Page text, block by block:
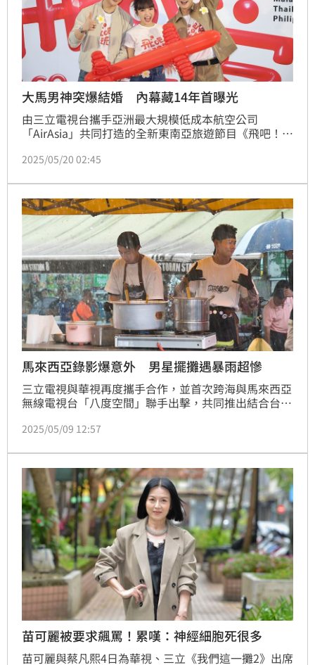
大馬男神突爆結婚 內幕藏14年首曝光
由三立電視台攜手亞洲最大規模低成本航空公司
「AirAsia」共同打造的全新東南亞旅遊節目《飛吧！玩
強綜藝感的「四大神獸」-大馬影帝謝佳見、台八男神
太領航，乘著「AirAsia」四大航線，深入東南亞三大國
家——馬來西亞、泰國與菲律賓七大城市，帶觀眾展開
一場熱情又神秘的冒險旅程。
2025/05/20 02:45
馬來西亞錄影爆意外 男星擺攤遇暴雨超慘
三立電視與華視再度攜手合作，並首次跨海與馬來西亞
無線電視台「八度空間」聯手出擊，共同推出結合台灣
2》。節目由五位風格各異的「明星攤主」苗可麗、胡
出他們遠赴馬來西亞，挑戰當地街頭市集，以刈包與麵
線征服異國味蕾，展開一場充滿人情與文化碰撞的美食
冒險。
2025/05/09 12:57
苗可麗被要求飆罵！累嘆：神經細胞死很多
苗可麗與蔡凡熙4日為華視、三立《我們這一攤2》出席